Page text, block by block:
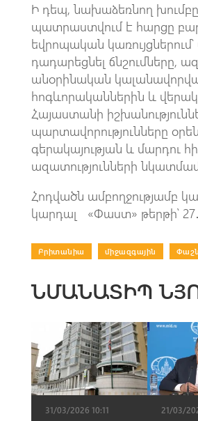
Ի դեպ, նախաձեռնող
պատրաստվում է հարցը
եվրոպական
դադարեցնել ճնշումները,
անօրինական
հոգևորականներին և
Հայաստանի
պարտավորությունները
գերակայության և մարդու
ազատությունների
Հոդվածն ամբողջությամբ
կարդալ «Փաստ» թերթի՝ 27․
Բրիտանիա միջազգային
ՆՄԱՆԱՏԻՊ
31/03/2026 10:11
21/03/